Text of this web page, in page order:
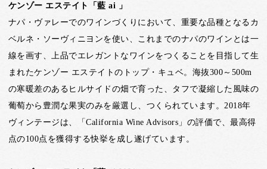
ケンゾー エステイト「藍 ai 」
ナパ・ヴァレーでのワインづくりにおいて、重要な品種となるカ
ベルネ・ソーヴィニヨンを使い、これまでのナパのワインとは一
線を画す、上品でエレガントなワインをつくることを目指して生
まれたケンゾー エステイトのトップ・キュベ。海抜300～500m
の寒暖差のあるヒルサイドの畑で育った、タフで凝縮した風味の
葡萄から豊潤な果実のみを厳選し、つくられています。2018年
ヴィンテージは、「California Wine Advisors」の評価で、最高得
点の100点を獲得する快挙を成し遂げています。